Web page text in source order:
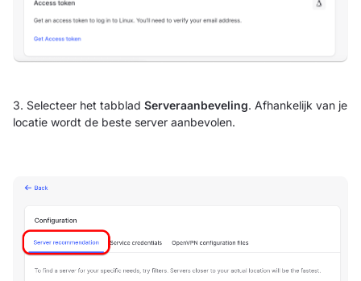
3. Selecteer het tabblad Serveraanbeveling. Afhankelijk van je
locatie wordt de beste server aanbevolen.